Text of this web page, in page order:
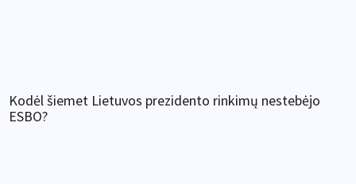
Kodėl šiemet Lietuvos prezidento rinkimų nestebėjo
ESBO?